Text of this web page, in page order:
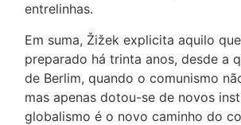
entrelinhas.
Em suma, Žižek explicita aquilo
preparado há trinta anos, desde a
de Berlim, quando o comunismo
mas apenas dotou-se de novos
globalismo é o novo caminho do